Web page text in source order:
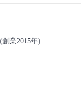
業2015年)